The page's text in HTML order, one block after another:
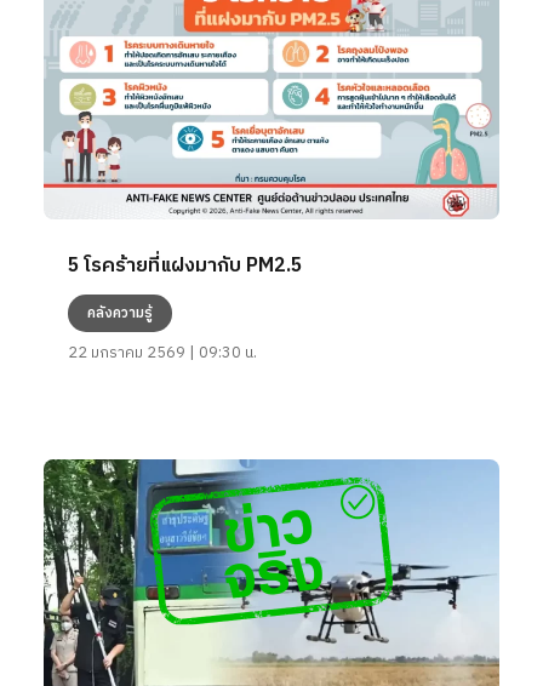
5 โรคร้ายที่แฝงมากับ PM2.5
คลังความรู้
22 มกราคม 2569 | 09:30 น.